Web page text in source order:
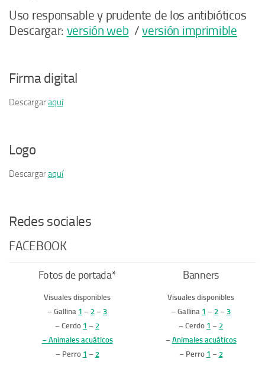
Uso responsable y prudente de los antibióticos
Descargar: versión web /versión imprimible
Firma digital
Descargaraquí
Logo
Descargaraquí
Redes sociales
FACEBOOK
Fotos de portada*
Visuales disponibles
– Gallina 1 – 2 – 3
– Cerdo 1 – 2
– Animales acuáticos
– Perro 1 – 2
Banners
Visuales disponibles
– Gallina 1 – 2 – 3
– Cerdo 1 – 2
– Animales acuáticos
– Perro 1 – 2